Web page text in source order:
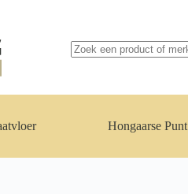
resultaten
Hongaarse Punt